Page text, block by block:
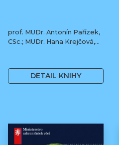
prof. MUDr. Antonín Pařízek,
CSc.; MUDr. Hana Krejčová,
Tomáš Honzík, Ph.D. a kol.
DETAIL KNIHY